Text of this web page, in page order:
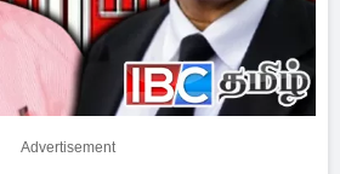
Advertisement